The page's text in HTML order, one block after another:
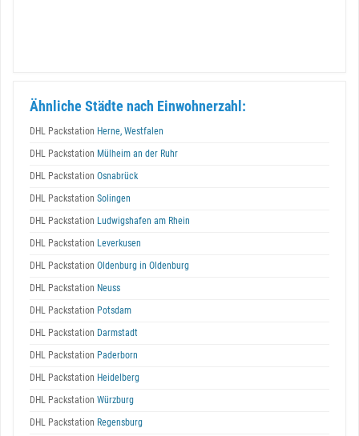
Ähnliche Städte nach Einwohnerzahl:
DHL Packstation Herne, Westfalen
DHL Packstation Mülheim an der Ruhr
DHL Packstation Osnabrück
DHL Packstation Solingen
DHL Packstation Ludwigshafen am Rhein
DHL Packstation Leverkusen
DHL Packstation Oldenburg in Oldenburg
DHL Packstation Neuss
DHL Packstation Potsdam
DHL Packstation Darmstadt
DHL Packstation Paderborn
DHL Packstation Heidelberg
DHL Packstation Würzburg
DHL Packstation Regensburg